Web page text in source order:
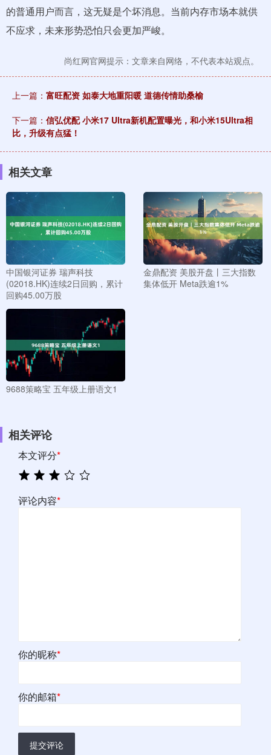
的普通用户而言，这无疑是个坏消息。当前内存市场本就供
不应求，未来形势恐怕只会更加严峻。
尚红网官网提示：文章来自网络，不代表本站观点。
上一篇： 富旺配资 如泰大地重阳暖 道德传情助桑榆
下一篇： 信弘优配 小米17 Ultra新机配置曝光，和小米15Ultra相
比，升级有点猛！
相关文章
中国银河证券 瑞声科技
(02018.HK)连续2日回购，累计
回购45.00万股
金鼎配资 美股开盘丨三大指数
集体低开 Meta跌逾1%
9688策略宝 五年级上册语文1
相关评论
本文评分*
评论内容*
你的昵称*
你的邮箱*
提交评论